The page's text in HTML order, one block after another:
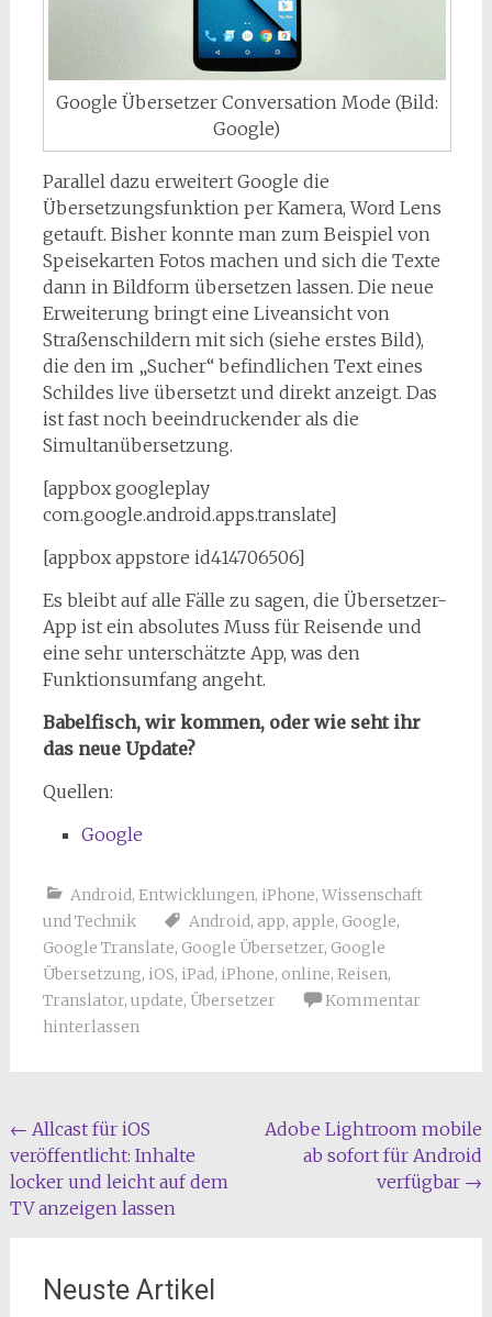
Google Übersetzer Conversation Mode (Bild:
Google)
Parallel dazu erweitert Google die
Übersetzungsfunktion per Kamera, Word Lens
getauft. Bisher konnte man zum Beispiel von
Speisekarten Fotos machen und sich die Texte
dann in Bildform übersetzen lassen. Die neue
Erweiterung bringt eine Liveansicht von
Straßenschildern mit sich (siehe erstes Bild),
die den im „Sucher“ befindlichen Text eines
Schildes live übersetzt und direkt anzeigt. Das
ist fast noch beeindruckender als die
Simultanübersetzung.
[appbox googleplay
com.google.android.apps.translate]
[appbox appstore id414706506]
Es bleibt auf alle Fälle zu sagen, die Übersetzer-
App ist ein absolutes Muss für Reisende und
eine sehr unterschätzte App, was den
Funktionsumfang angeht.
Babelfisch, wir kommen, oder wie seht ihr
das neue Update?
Quellen:
Google
Android, Entwicklungen, iPhone, Wissenschaft
und Technik
Android, app, apple, Google,
Google Translate, Google Übersetzer, Google
Übersetzung, iOS, iPad, iPhone, online, Reisen,
Translator, update, Übersetzer
Kommentar
hinterlassen
Beitragsnavigation
← Allcast für iOS
veröffentlicht: Inhalte
locker und leicht auf dem
TV anzeigen lassen
Adobe Lightroom mobile
ab sofort für Android
verfügbar →
Neuste Artikel